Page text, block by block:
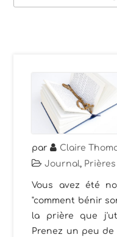
par Claire
Journal, Prières
Vous avez été
"comment bénir
la prière que
Prenez un peu
des